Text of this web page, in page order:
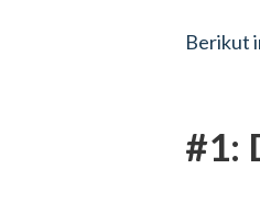
Berikut
#1: